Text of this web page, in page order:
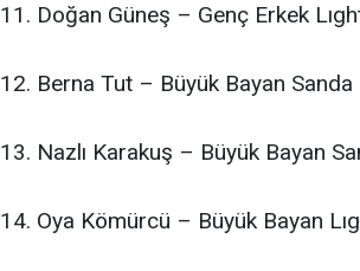
11. Doğan Güneş – Genç Erkek
12. Berna Tut – Büyük Bayan
13. Nazlı Karakuş – Büyük Bayan
14. Oya Kömürcü – Büyük Bayan